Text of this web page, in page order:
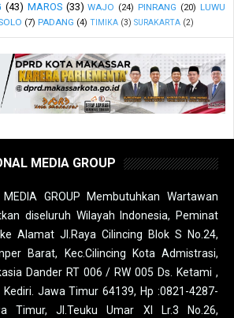
(43) MAROS (33) WAJO (24) PINRANG (20) LUWU
(7) PADANG (4) TIMIKA (3) SURAKARTA (2)
MEDIA GROUP
MEDIA GROUP Membutuhkan Wartawan
diseluruh Wilayah Indonesia, Peminat
Alamat Jl.Raya Cilincing Blok S No.24,
Barat, Kec.Cilincing Kota Admistrasi,
Dander RT 006 / RW 005 Ds. Ketami ,
Kediri. Jawa Timur 64139, Hp :0821-4287-
Timur, Jl.Teuku Umar XI Lr.3 No.26,